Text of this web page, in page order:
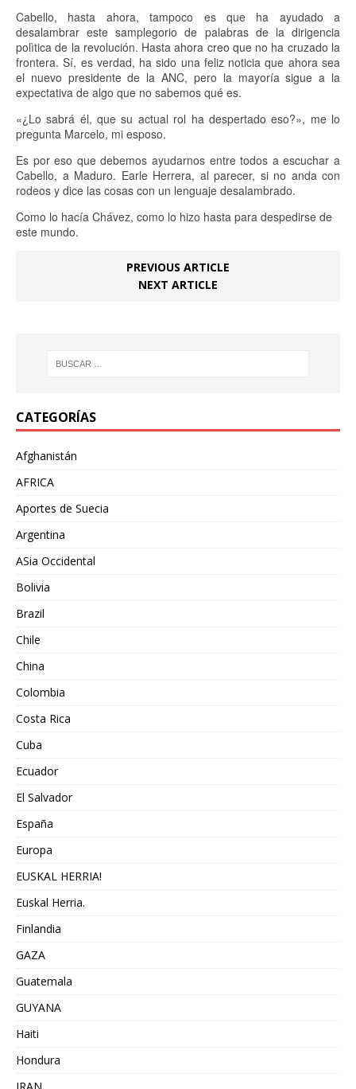
Cabello, hasta ahora, tampoco es que ha ayudado a
desalambrar este samplegorio de palabras de la dirigencia
polìtica de la revolución. Hasta ahora creo que no ha cruzado la
frontera. Sí, es verdad, ha sido una feliz noticia que ahora sea
el nuevo presidente de la ANC, pero la mayoría sigue a la
expectativa de algo que no sabemos qué es.
«¿Lo sabrá él, que su actual rol ha despertado eso?», me lo
pregunta Marcelo, mi esposo.
Es por eso que debemos ayudarnos entre todos a escuchar a
Cabello, a Maduro. Earle Herrera, al parecer, si no anda con
rodeos y dice las cosas con un lenguaje desalambrado.
Como lo hacía Chávez, como lo hizo hasta para despedirse de
este mundo.
PREVIOUS ARTICLE
NEXT ARTICLE
CATEGORÍAS
Afghanistán
AFRICA
Aportes de Suecia
Argentina
ASia Occidental
Bolivia
Brazil
Chile
China
Colombia
Costa Rica
Cuba
Ecuador
El Salvador
España
Europa
EUSKAL HERRIA!
Euskal Herria.
Finlandia
GAZA
Guatemala
GUYANA
Haiti
Hondura